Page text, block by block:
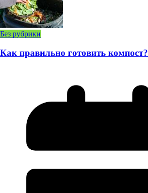
Без рубрики
Как правильно готовить компост?